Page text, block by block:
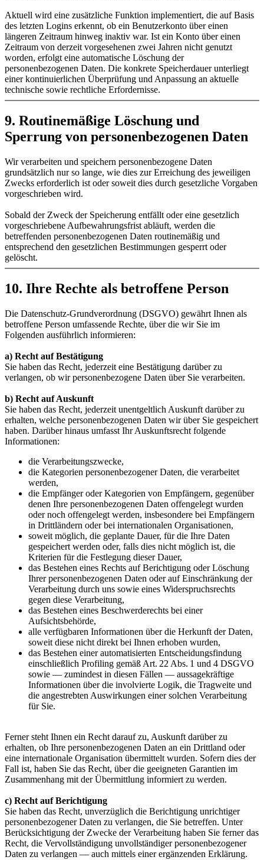
Aktuell wird eine zusätzliche Funktion implementiert, die auf Basis
des letzten Logins erkennt, ob ein Benutzerkonto über einen
längeren Zeitraum hinweg inaktiv war. Ist ein Konto über einen
Zeitraum von derzeit vorgesehenen zwei Jahren nicht genutzt
worden, erfolgt eine automatische Löschung der
personenbezogenen Daten. Die konkrete Speicherdauer unterliegt
einer kontinuierlichen Überprüfung und Anpassung an aktuelle
technische sowie rechtliche Erfordernisse.
9. Routinemäßige Löschung und
Sperrung von personenbezogenen Daten
Wir verarbeiten und speichern personenbezogene Daten
grundsätzlich nur so lange, wie dies zur Erreichung des jeweiligen
Zwecks erforderlich ist oder soweit dies durch gesetzliche Vorgaben
vorgeschrieben wird.
Sobald der Zweck der Speicherung entfällt oder eine gesetzlich
vorgeschriebene Aufbewahrungsfrist abläuft, werden die
betreffenden personenbezogenen Daten routinemäßig und
entsprechend den gesetzlichen Bestimmungen gesperrt oder
gelöscht.
10. Ihre Rechte als betroffene Person
Die Datenschutz-Grundverordnung (DSGVO) gewährt Ihnen als
betroffene Person umfassende Rechte, über die wir Sie im
Folgenden ausführlich informieren:
a) Recht auf Bestätigung
Sie haben das Recht, jederzeit eine Bestätigung darüber zu
verlangen, ob wir personenbezogene Daten über Sie verarbeiten.
b) Recht auf Auskunft
Sie haben das Recht, jederzeit unentgeltlich Auskunft darüber zu
erhalten, welche personenbezogenen Daten wir über Sie gespeichert
haben. Darüber hinaus umfasst Ihr Auskunftsrecht folgende
Informationen:
die Verarbeitungszwecke,
die Kategorien personenbezogener Daten, die verarbeitet
werden,
die Empfänger oder Kategorien von Empfängern, gegenüber
denen Ihre personenbezogenen Daten offengelegt wurden
oder noch offengelegt werden, insbesondere bei Empfängern
in Drittländern oder bei internationalen Organisationen,
soweit möglich, die geplante Dauer, für die Ihre Daten
gespeichert werden oder, falls dies nicht möglich ist, die
Kriterien für die Festlegung dieser Dauer,
das Bestehen eines Rechts auf Berichtigung oder Löschung
Ihrer personenbezogenen Daten oder auf Einschränkung der
Verarbeitung durch uns sowie eines Widerspruchsrechts
gegen diese Verarbeitung,
das Bestehen eines Beschwerderechts bei einer
Aufsichtsbehörde,
alle verfügbaren Informationen über die Herkunft der Daten,
soweit diese nicht direkt bei Ihnen erhoben wurden,
das Bestehen einer automatisierten Entscheidungsfindung
einschließlich Profiling gemäß Art. 22 Abs. 1 und 4 DSGVO
sowie — zumindest in diesen Fällen — aussagekräftige
Informationen über die involvierte Logik, die Tragweite und
die angestrebten Auswirkungen einer solchen Verarbeitung
für Sie.
Ferner steht Ihnen ein Recht darauf zu, Auskunft darüber zu
erhalten, ob Ihre personenbezogenen Daten an ein Drittland oder
eine internationale Organisation übermittelt wurden. Sofern dies der
Fall ist, haben Sie das Recht, über die geeigneten Garantien im
Zusammenhang mit der Übermittlung informiert zu werden.
c) Recht auf Berichtigung
Sie haben das Recht, unverzüglich die Berichtigung unrichtiger
personenbezogener Daten zu verlangen, die Sie betreffen. Unter
Berücksichtigung der Zwecke der Verarbeitung haben Sie ferner das
Recht, die Vervollständigung unvollständiger personenbezogener
Daten zu verlangen — auch mittels einer ergänzenden Erklärung.